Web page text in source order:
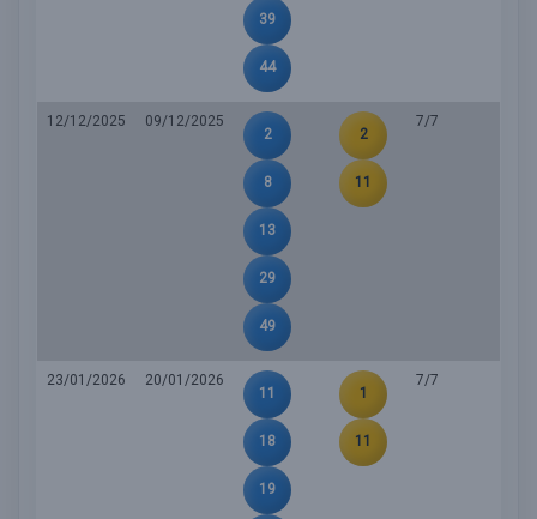
39
44
12/12/2025
09/12/2025
2
8
13
29
49
2
11
7/7
23/01/2026
20/01/2026
11
18
19
1
11
7/7